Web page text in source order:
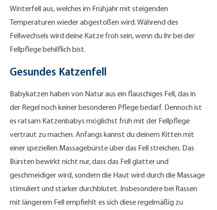
Winterfell aus, welches im Frühjahr mit steigenden
Temperaturen wieder abgestoßen wird. Während des
Fellwechsels wird deine Katze froh sein, wenn du ihr bei der
Fellpflege behilflich bist.
Gesundes Katzenfell
Babykatzen haben von Natur aus ein flauschiges Fell, das in
der Regel noch keiner besonderen Pflege bedarf. Dennoch ist
es ratsam Katzenbabys möglichst früh mit der Fellpflege
vertraut zu machen. Anfangs kannst du deinem Kitten mit
einer speziellen Massagebürste über das Fell streichen. Das
Bürsten bewirkt nicht nur, dass das Fell glatter und
geschmeidiger wird, sondern die Haut wird durch die Massage
stimuliert und stärker durchblutet. Insbesondere bei Rassen
mit längerem Fell empfiehlt es sich diese regelmäßig zu